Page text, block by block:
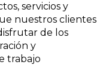
servicios y
nuestros clientes
de los
y
trabajo